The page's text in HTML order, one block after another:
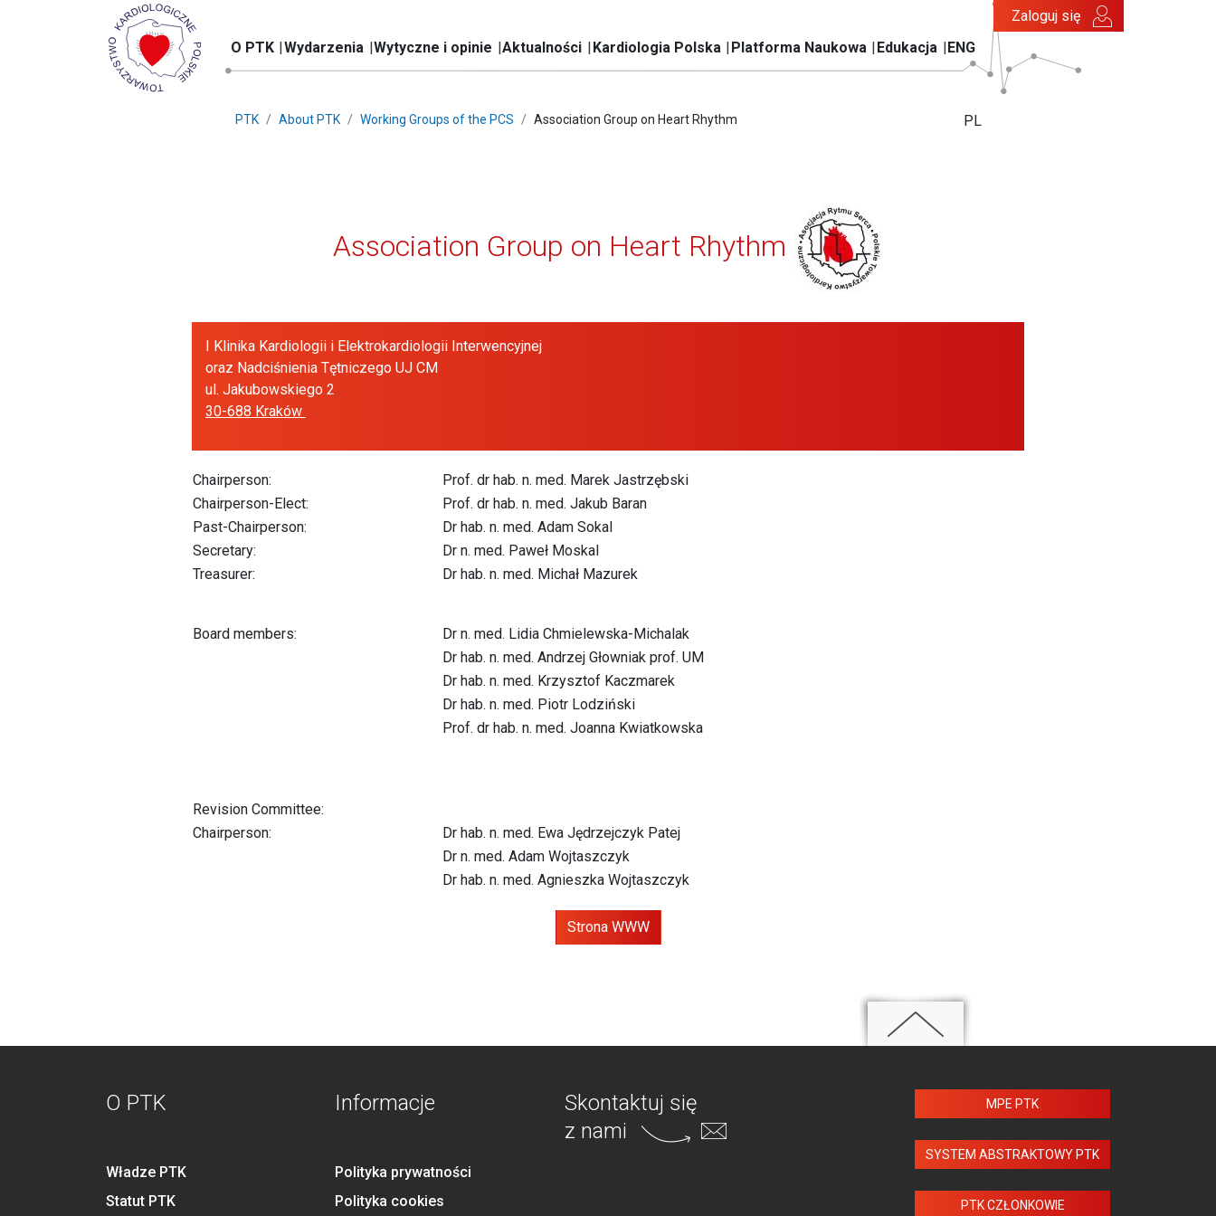
O PTK Wydarzenia Wytyczne i opinie Aktualności Kardiologia Polska Platforma Naukowa Edukacja ENG
Zaloguj się
PTK About PTK Working Groups of the PCS Association Group on Heart Rhythm PL
Association Group on Heart Rhythm
I Klinika Kardiologii i Elektrokardiologii Interwencyjnej
oraz Nadciśnienia Tętniczego UJ CM
ul. Jakubowskiego 2
30-688 Kraków
Chairperson:
Prof. dr hab. n. med. Marek Jastrzębski
Chairperson-Elect:
Prof. dr hab. n. med. Jakub Baran
Past-Chairperson:
Dr hab. n. med. Adam Sokal
Secretary:
Dr n. med. Paweł Moskal
Treasurer:
Dr hab. n. med. Michał Mazurek
Board members:
Dr n. med. Lidia Chmielewska-Michalak
Dr hab. n. med. Andrzej Głowniak prof. UM
Dr hab. n. med. Krzysztof Kaczmarek
Dr hab. n. med. Piotr Lodziński
Prof. dr hab. n. med. Joanna Kwiatkowska
Revision Committee:
Chairperson:
Dr hab. n. med. Ewa Jędrzejczyk Patej
Dr n. med. Adam Wojtaszczyk
Dr hab. n. med. Agnieszka Wojtaszczyk
Strona WWW
O PTK
Władze PTK
Statut PTK
Informacje
Polityka prywatności
Polityka cookies
Skontaktuj się
z nami
MPE PTK
SYSTEM ABSTRAKTOWY PTK
PTK CZŁONKOWIE